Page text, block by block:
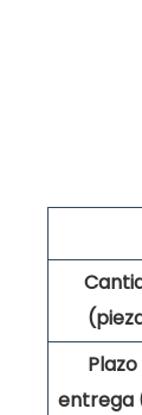
entrega